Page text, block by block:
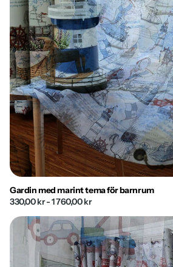
Gardin med marint tema för barnrum
330,00 kr- 1 760,00 kr